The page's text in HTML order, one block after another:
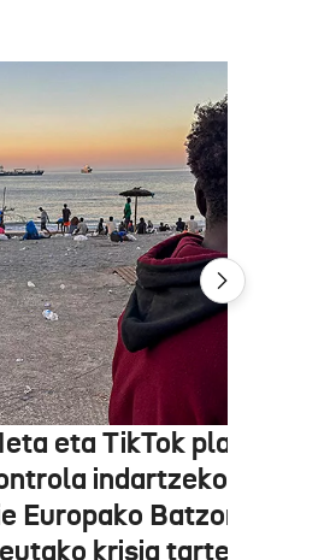
eta TikTok
indartzeko eskatu
Europako Batzordeak,
krisia tarteko